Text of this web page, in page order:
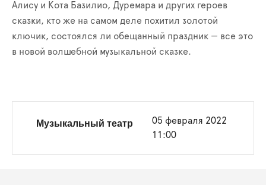
Алису и Кота Базилио, Дуремара и других героев
сказки, кто же на самом деле похитил золотой
ключик, состоялся ли обещанный праздник — все это
в новой волшебной музыкальной сказке.
Музыкальный театр
05 февраля 2022
11:00